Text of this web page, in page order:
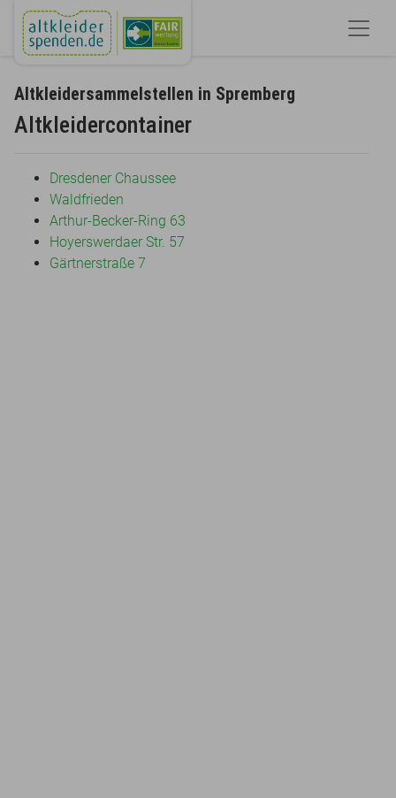
Altkleidersammelstellen in Spremberg
Altkleidercontainer
Dresdener Chaussee
Waldfrieden
Arthur-Becker-Ring 63
Hoyerswerdaer Str. 57
Gärtnerstraße 7